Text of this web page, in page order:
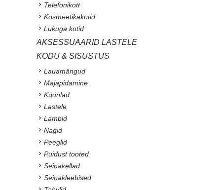
Telefonikott
Kosmeetikakotid
Lukuga kotid
AKSESSUAARID LASTELE
KODU & SISUSTUS
Lauamängud
Majapidamine
Küünlad
Lastele
Lambid
Nagid
Peeglid
Puidust tooted
Seinakellad
Seinakleebised